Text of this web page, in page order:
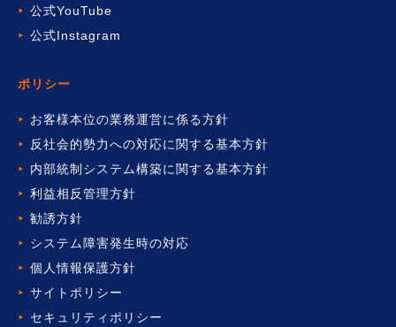
公式YouTube
公式Instagram
ポリシー
お客様本位の業務運営に係る方針
反社会的勢力への対応に関する基本方針
内部統制システム構築に関する基本方針
利益相反管理方針
勧誘方針
システム障害発生時の対応
個人情報保護方針
サイトポリシー
セキュリティポリシー